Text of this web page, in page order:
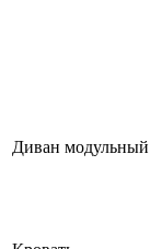
Диван модульный